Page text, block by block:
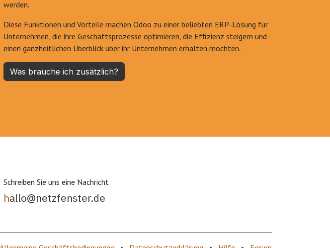
werden.
Diese Funktionen und Vorteile machen Odoo zu einer beliebten ERP-Lösung für
Unternehmen, die ihre Geschäftsprozesse optimieren, die Effizienz steigern und
einen ganzheitlichen Überblick über ihr Unternehmen erhalten möchten.
Was brauche ich zusätzlich?
Schreiben Sie uns eine Nachricht
hallo@netzfenster.de